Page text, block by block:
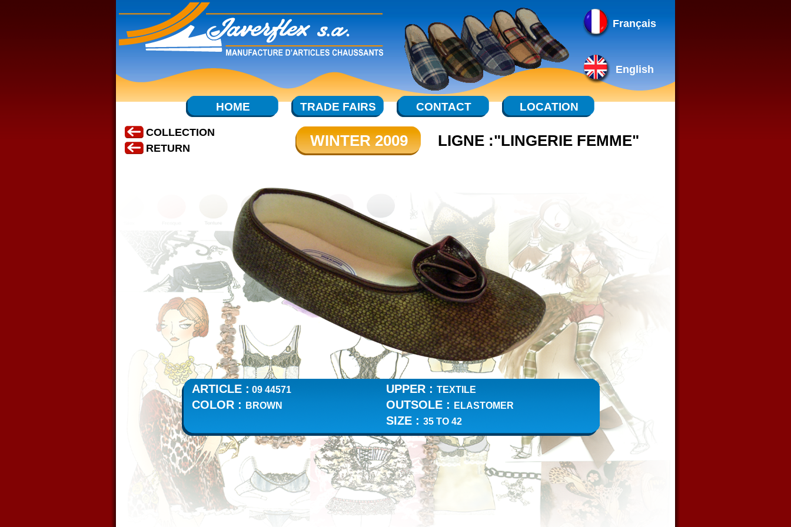
Français
English
HOME TRADE FAIRS CONTACT LOCATION
COLLECTION
RETURN
WINTER 2009 LIGNE :"LINGERIE FEMME"
ARTICLE : 09 44571 UPPER : TEXTILE
COLOR : BROWN OUTSOLE : ELASTOMER
SIZE : 35 TO 42